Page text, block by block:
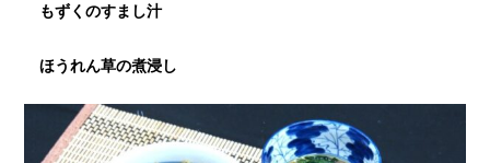
もずくのすまし汁
ほうれん草の煮浸し